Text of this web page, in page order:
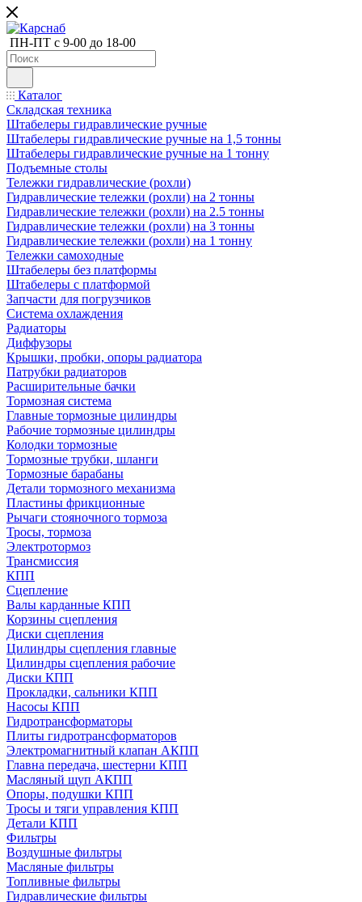
ПН-ПТ с 9-00 до 18-00
Каталог
Складская техника
Штабелеры гидравлические ручные
Штабелеры гидравлические ручные на 1,5 тонны
Штабелеры гидравлические ручные на 1 тонну
Подъемные столы
Тележки гидравлические (рохли)
Гидравлические тележки (рохли) на 2 тонны
Гидравлические тележки (рохли) на 2.5 тонны
Гидравлические тележки (рохли) на 3 тонны
Гидравлические тележки (рохли) на 1 тонну
Тележки самоходные
Штабелеры без платформы
Штабелеры с платформой
Запчасти для погрузчиков
Система охлаждения
Радиаторы
Диффузоры
Крышки, пробки, опоры радиатора
Патрубки радиаторов
Расширительные бачки
Тормозная система
Главные тормозные цилиндры
Рабочие тормозные цилиндры
Колодки тормозные
Тормозные трубки, шланги
Тормозные барабаны
Детали тормозного механизма
Пластины фрикционные
Рычаги стояночного тормоза
Тросы, тормоза
Электротормоз
Трансмиссия
КПП
Сцепление
Валы карданные КПП
Корзины сцепления
Диски сцепления
Цилиндры сцепления главные
Цилиндры сцепления рабочие
Диски КПП
Прокладки, сальники КПП
Насосы КПП
Гидротрансформаторы
Плиты гидротрансформаторов
Электромагнитный клапан АКПП
Главна передача, шестерни КПП
Масляный щуп АКПП
Опоры, подушки КПП
Тросы и тяги управления КПП
Детали КПП
Фильтры
Воздушные фильтры
Масляные фильтры
Топливные фильтры
Гидравлические фильтры